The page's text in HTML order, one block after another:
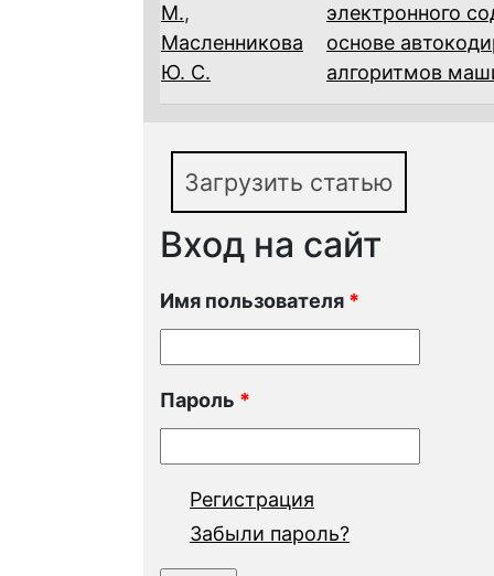
М.,
Масленникова
Ю. С.
электронного
основе
алгоритмов
Загрузить статью
Вход на сайт
Имя пользователя *
Пароль *
Регистрация
Забыли пароль?